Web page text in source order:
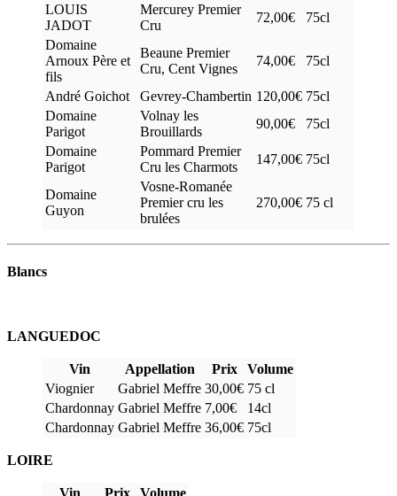
LOUIS
JADOT
Mercurey Premier
Cru
72,00€
75cl
Domaine
Arnoux Père et
fils
Beaune Premier
Cru, Cent Vignes
74,00€ 75cl
André Goichot Gevrey-Chambertin 120,00€ 75cl
Domaine
Parigot
Volnay les
Brouillards
90,00€
75cl
Domaine
Parigot
Pommard Premier
Cru les Charmots
147,00€ 75cl
Domaine
Guyon
Vosne-Romanée
Premier cru les
brulées
270,00€ 75 cl
Blancs
LANGUEDOC
Vin Appellation Prix
Volume
Viognier
Gabriel Meffre 30,00€ 75 cl
Chardonnay Gabriel Meffre 7,00€
14cl
Chardonnay Gabriel Meffre 36,00€ 75cl
LOIRE